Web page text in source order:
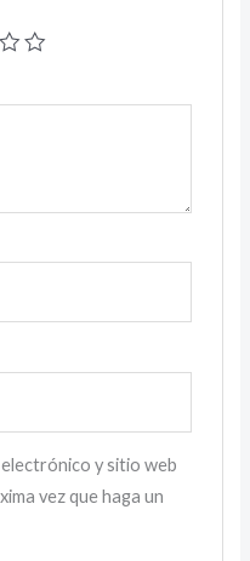
y sitio web
vez que haga un